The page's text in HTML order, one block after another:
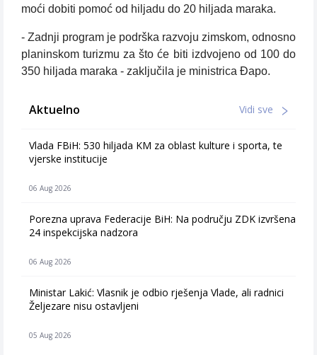
moći dobiti pomoć od hiljadu do 20 hiljada maraka.
- Zadnji program je podrška razvoju zimskom, odnosno
planinskom turizmu za što će biti izdvojeno od 100 do
350 hiljada maraka - zaključila je ministrica Đapo.
Aktuelno Vidi sve
Vlada FBiH: 530 hiljada KM za oblast kulture i sporta, te
vjerske institucije
06 Aug 2026
Porezna uprava Federacije BiH: Na području ZDK izvršena
24 inspekcijska nadzora
06 Aug 2026
Ministar Lakić: Vlasnik je odbio rješenja Vlade, ali radnici
Željezare nisu ostavljeni
05 Aug 2026